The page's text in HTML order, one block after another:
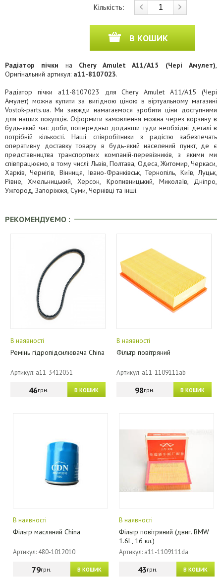
Кількість:
В КОШИК
Радіатор пічки на Chery Amulet A11/A15 (Чері Амулет),
Оригінальний артикул: a11-8107023.
Радіатор пічки a11-8107023 для Chery Amulet A11/A15 (Чері
Амулет) можна купити за вигідною ціною в віртуальному магазині
Vostok-parts.ua. Ми завжди намагаємося зробити ціни доступними
для наших покупців. Оформити замовлення можна через корзину в
будь-який час доби, попередньо додавши туди необхідні деталі в
потрібній кількості. Наші співробітники з радістю забезпечать
оперативну доставку товару в будь-який населений пункт, де є
представництва транспортних компаній-перевізників, з якими ми
співпрацюємо, в тому числі: Львів, Полтава, Одеса, Житомир, Черкаси,
Харків, Чернігів, Вінниця, Івано-Франківськ, Тернопіль, Київ, Луцьк,
Рівне, Хмельницький, Херсон, Кропивницький, Миколаїв, Дніпро,
Ужгород, Запоріжжя, Суми, Чернівці та інші.
РЕКОМЕНДУЄМО :
В наявності
Ремінь гідропідсилювача China
Артикул: a11-3412051
В КОШИК
46грн.
В наявності
Фільтр повітряний
Артикул: a11-1109111ab
В КОШИК
98грн.
В наявності
Фільтр масляний China
Артикул: 480-1012010
В КОШИК
79грн.
В наявності
Фільтр повітряний (двиг. BMW
1.6L, 16 кл.)
Артикул: a11-1109111da
В КОШИК
43грн.